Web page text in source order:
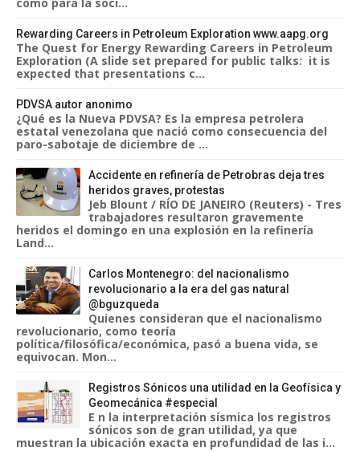
Rewarding Careers in Petroleum Exploration www.aapg.org
The Quest for Energy Rewarding Careers in Petroleum
Exploration (A slide set prepared for public talks: it is
expected that presentations c...
PDVSA autor anonimo
¿Qué es la Nueva PDVSA? Es la empresa petrolera
estatal venezolana que nació como consecuencia del
paro-sabotaje de diciembre de ...
Accidente en refinería de Petrobras deja tres
heridos graves, protestas
Jeb Blount / RÍO DE JANEIRO (Reuters) - Tres
trabajadores resultaron gravemente
heridos el domingo en una explosión en la refinería
Land...
Carlos Montenegro: del nacionalismo
revolucionario a la era del gas natural
@bguzqueda
Quienes consideran que el nacionalismo
revolucionario, como teoría
política/filosófica/económica, pasó a buena vida, se
equivocan. Mon...
Registros Sónicos una utilidad en la Geofísica y
Geomecánica #especial
E n la interpretación sísmica los registros
sónicos son de gran utilidad, ya que
muestran la ubicación exacta en profundidad de las i...